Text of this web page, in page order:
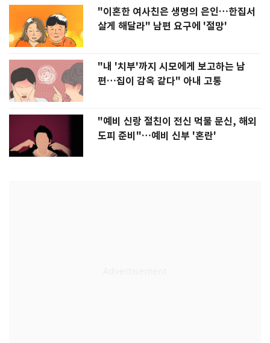
"이혼한 여사친은 생명의 은인…한집서
살게 해달라" 남편 요구에 '절망'
"내 '치부'까지 시모에게 보고하는 남
편…집이 감옥 같다" 아내 고통
"예비 신랑 절친이 전신 먹물 문신, 해외
도피 준비"…예비 신부 '혼란'